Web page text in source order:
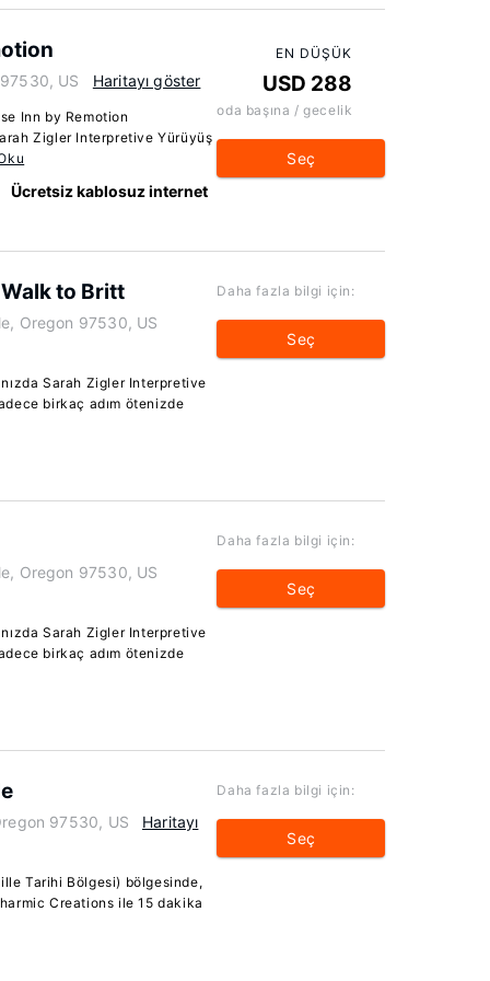
US Haritayı göster
Inn by Remotion
Zigler Interpretive Yürüyüş
Ücretsiz kablosuz internet
EN DÜŞÜK
USD 288
oda başına / gecelik
Seç
to Britt
Oregon 97530, US
Sarah Zigler Interpretive
birkaç adım ötenizde
Daha fazla bilgi için:
Seç
Oregon 97530, US
Sarah Zigler Interpretive
birkaç adım ötenizde
Daha fazla bilgi için:
Seç
97530, US Haritayı
Tarihi Bölgesi) bölgesinde,
Creations ile 15 dakika
Daha fazla bilgi için:
Seç